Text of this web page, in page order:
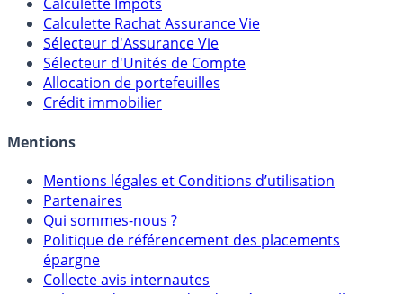
Calculateur d'intérêts
Calculette Impôts
Calculette Rachat Assurance Vie
Sélecteur d'Assurance Vie
Sélecteur d'Unités de Compte
Allocation de portefeuilles
Mentions légales et Conditions d’utilisation
Partenaires
Qui sommes-nous ?
Politique de référencement des placements
épargne